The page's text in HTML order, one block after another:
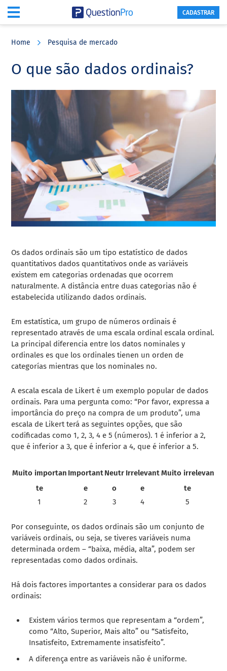
content
sidebar
CADASTRAR
Home Pesquisa de mercado
O que são dados ordinais?
Os dados ordinais são um tipo estatístico de dados
quantitativos dados quantitativos onde as variáveis
existem em categorias ordenadas que ocorrem
naturalmente. A distância entre duas categorias não é
estabelecida utilizando dados ordinais.
Em estatística, um grupo de números ordinais é
representado através de uma escala ordinal escala ordinal.
La principal diferencia entre los datos nominales y
ordinales es que los ordinales tienen un orden de
categorías mientras que los nominales no.
A escala escala de Likerté um exemplo popular de dados
ordinais. Para uma pergunta como: “Por favor, expressa a
importância do preço na compra de um produto”, uma
escala de Likert terá as seguintes opções, que são
codificadas como 1, 2, 3, 4 e 5 (números). 1 é inferior a 2,
que é inferior a 3, que é inferior a 4, que é inferior a 5.
Muito importan
te
Important
e
Neutr
o
Irrelevant
e
Muito irrelevan
te
1
2 3 4 5
Por conseguinte, os dados ordinais são um conjunto de
variáveis ordinais, ou seja, se tiveres variáveis numa
determinada ordem – “baixa, média, alta”, podem ser
representadas como dados ordinais.
Há dois factores importantes a considerar para os dados
ordinais:
Existem vários termos que representam a “ordem”,
como “Alto, Superior, Mais alto” ou “Satisfeito,
Insatisfeito, Extremamente insatisfeito”.
A diferença entre as variáveis não é uniforme.